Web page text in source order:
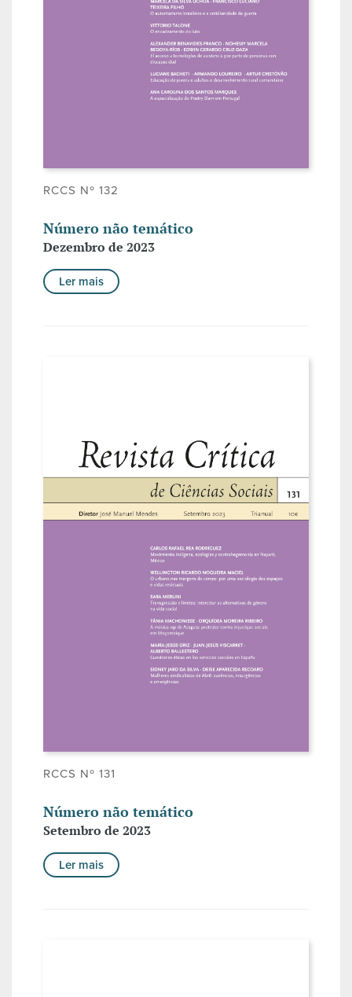
RCCS Nº 132
Número não temático
Dezembro de 2023
Ler mais
RCCS Nº 131
Número não temático
Setembro de 2023
Ler mais